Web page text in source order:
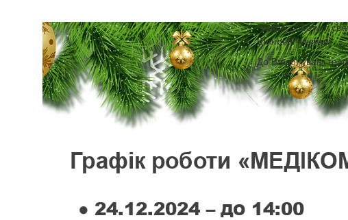
Графік роботи у
Шановні клієнти!
До Вашої уваги